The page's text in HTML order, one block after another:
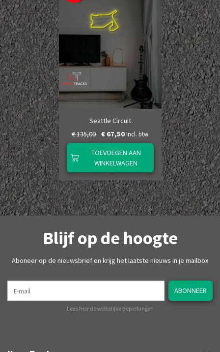
Seattle Circuit
€ 135,00 € 67,50 Incl. btw
TOEVOEGEN AAN
WINKELWAGEN
Blijf op de hoogte
Aboneer op de nieuwsbrief en krijg het laatste nieuws in je mailbox
ABONNEER
Lees hier de wettelijke beperkingen